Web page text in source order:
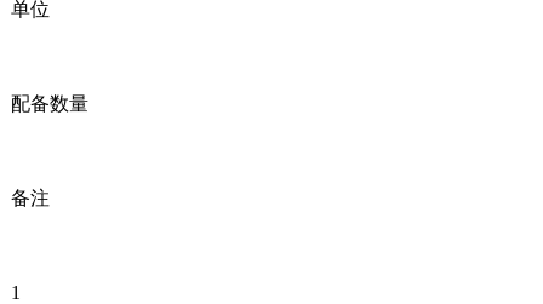
单位
配备数量
备注
1